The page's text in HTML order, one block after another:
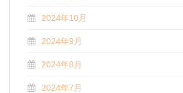
2024年10月
2024年9月
2024年8月
2024年7月